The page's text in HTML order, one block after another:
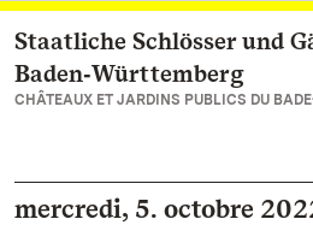
Vers la page d’accueil
Staatliche Schlösser und
Baden‑Württemberg
CHÂTEAUX ET JARDINS PUBLICS DU
mercredi, 5. octobre